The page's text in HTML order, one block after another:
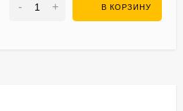
- + В КОРЗИНУ